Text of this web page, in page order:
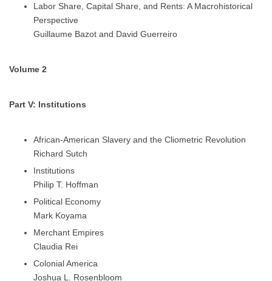
Labor Share, Capital Share, and Rents: A Macrohistorical
Perspective
Guillaume Bazot and David Guerreiro
Volume 2
Part V: Institutions
African-American Slavery and the Cliometric Revolution
Richard Sutch
Institutions
Philip T. Hoffman
Political Economy
Mark Koyama
Merchant Empires
Claudia Rei
Colonial America
Joshua L. Rosenbloom